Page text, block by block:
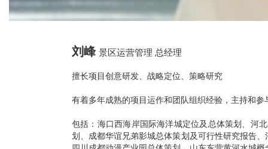
刘峰 景区运营管理 总经理
擅长项目创意研发、战略定位、策略研究
有着多年成熟的项目运作和团队组织经验，主持和
包括：海口西海岸国际海洋城定位及总体策划、河
划、成都华谊兄弟影城总体策划及可行性研究报告